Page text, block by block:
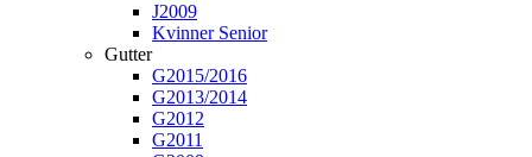
J2009
Kvinner Senior
Gutter
G2015/2016
G2013/2014
G2012
G2011